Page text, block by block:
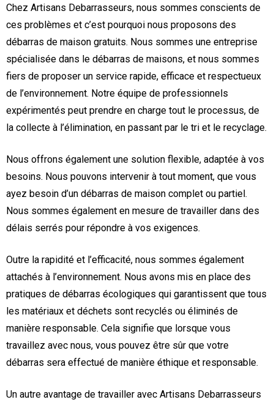
Chez Artisans Debarrasseurs, nous sommes conscients de
ces problèmes et c’est pourquoi nous proposons des
débarras de maison gratuits. Nous sommes une entreprise
spécialisée dans le débarras de maisons, et nous sommes
fiers de proposer un service rapide, efficace et respectueux
de l’environnement. Notre équipe de professionnels
expérimentés peut prendre en charge tout le processus, de
la collecte à l’élimination, en passant par le tri et le recyclage.
Nous offrons également une solution flexible, adaptée à vos
besoins. Nous pouvons intervenir à tout moment, que vous
ayez besoin d’un débarras de maison complet ou partiel.
Nous sommes également en mesure de travailler dans des
délais serrés pour répondre à vos exigences.
Outre la rapidité et l’efficacité, nous sommes également
attachés à l’environnement. Nous avons mis en place des
pratiques de débarras écologiques qui garantissent que tous
les matériaux et déchets sont recyclés ou éliminés de
manière responsable. Cela signifie que lorsque vous
travaillez avec nous, vous pouvez être sûr que votre
débarras sera effectué de manière éthique et responsable.
Un autre avantage de travailler avec Artisans Debarrasseurs